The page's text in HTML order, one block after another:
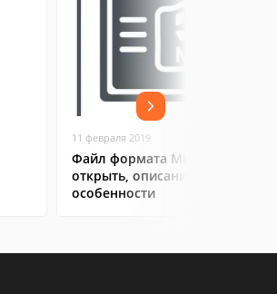
11 февраля 2019
Файл формата MP4: чем
открыть, описание,
особенности